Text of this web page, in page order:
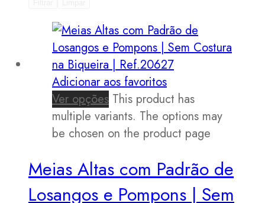
Adicionar aos favoritos
Ver opções This product has
multiple variants. The options may
be chosen on the product page
Meias Altas com Padrão de
Losangos e Pompons | Sem